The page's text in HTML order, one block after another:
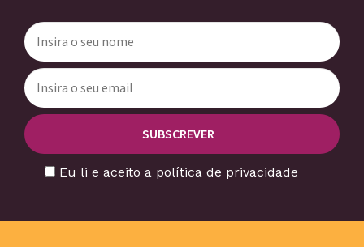
Eu li e aceito a política de privacidade